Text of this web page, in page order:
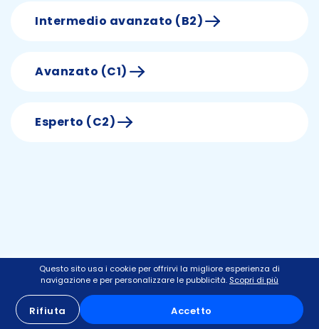
Intermedio avanzato (B2)
Avanzato (C1)
Esperto (C2)
Questo sito usa i cookie per offrirvi la migliore esperienza di
navigazione e per personalizzare le pubblicità. Scopri di più
Rifiuta Accetto